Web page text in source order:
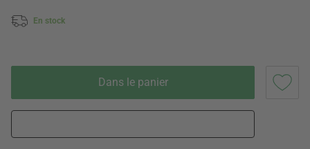
En stock
Dans le panier